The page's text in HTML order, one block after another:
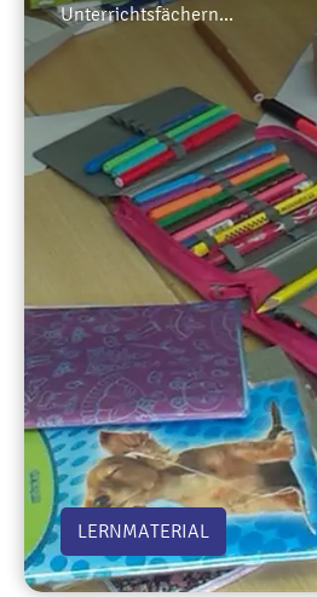
Unterrichtsfächern...
LERNMATERIAL